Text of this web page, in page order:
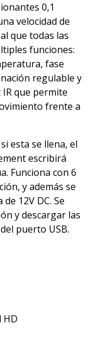
0,1
velocidad de
que todas las
funciones:
fase
regulable y
que permite
frente a
esta se llena, el
escribirá
Funciona con 6
y además se
12V DC. Se
y descargar las
puerto USB.
HD